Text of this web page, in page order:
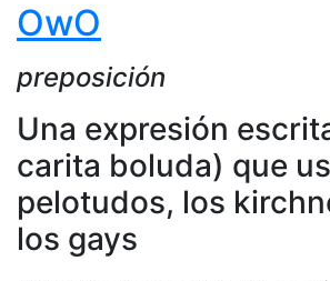
OwO
preposición
Una expresión
carita boluda) que
pelotudos, los
los gays